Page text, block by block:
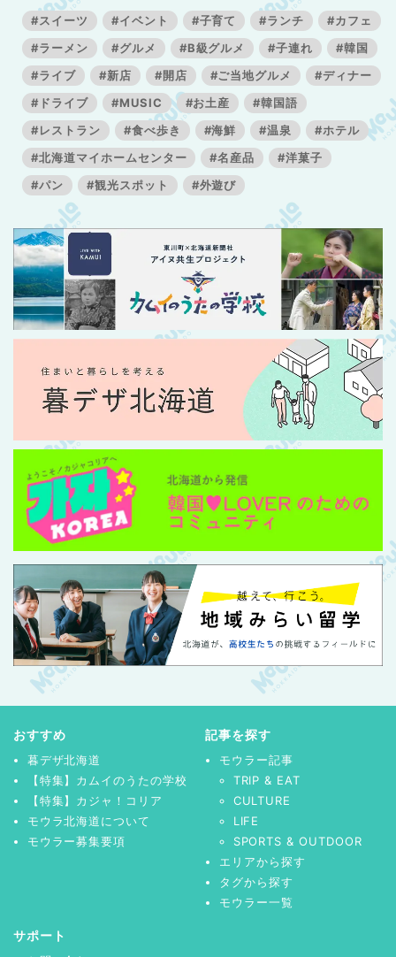
#スイーツ #イベント #子育て #ランチ
#カフェ
#ラーメン
#グルメ #B級グルメ #子連れ
#韓国
#ライブ
#新店 #開店 #ご当地グルメ
#ディナー
#ドライブ
#MUSIC #お土産
#韓国語
#レストラン
#食べ歩き #海鮮 #温泉
#ホテル
#北海道マイホームセンター
#名産品
#洋菓子
#パン
#観光スポット #外遊び
おすすめ
暮デザ北海道
【特集】カムイのうたの学校
【特集】カジャ！コリア
モウラ北海道について
モウラー募集要項
記事を探す
モウラー記事
TRIP & EAT
CULTURE
LIFE
SPORTS & OUTDOOR
エリアから探す
タグから探す
モウラー一覧
サポート